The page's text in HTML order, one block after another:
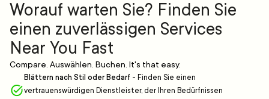
Worauf warten Sie? Finden Sie
einen zuverlässigen Services
Near You Fast
Compare. Auswählen. Buchen. It's that easy.
Blättern nach Stil oder Bedarf - Finden Sie einen
vertrauenswürdigen Dienstleister, der Ihren Bedürfnissen